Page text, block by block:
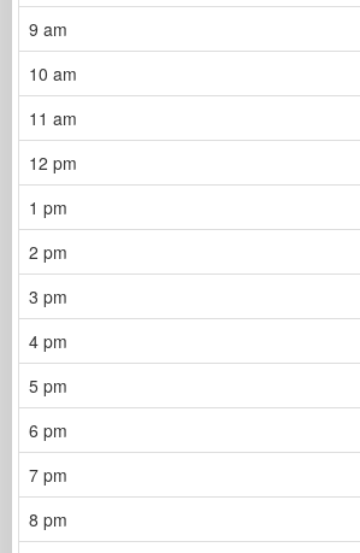
9 am
10 am
11 am
12 pm
1 pm
2 pm
3 pm
4 pm
5 pm
6 pm
7 pm
8 pm